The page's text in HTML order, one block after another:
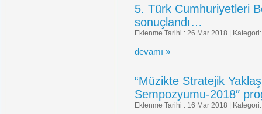
5. Türk Cumhuriyetleri
sonuçlandı…
Eklenme Tarihi : 26 Mar 2018 |
devamı »
“Müzikte Stratejik
Sempozyumu-2018″
Eklenme Tarihi : 16 Mar 2018 |